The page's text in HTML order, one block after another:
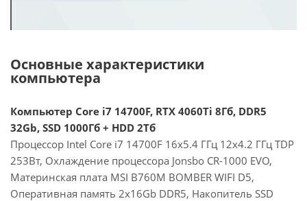
Основные характеристики
компьютера
Компьютер Core i7 14700F, RTX 4060Ti 8Гб, DDR5
32Gb, SSD 1000Гб + HDD 2Тб
Процессор Intel Core i7 14700F 16x5.4 ГГц 12x4.2 ГГц TDP
253Вт, Охлаждение процессора Jonsbo CR-1000 EVO,
Материнская плата MSI B760M BOMBER WIFI D5,
Оперативная память 2x16Gb DDR5, Накопитель SSD